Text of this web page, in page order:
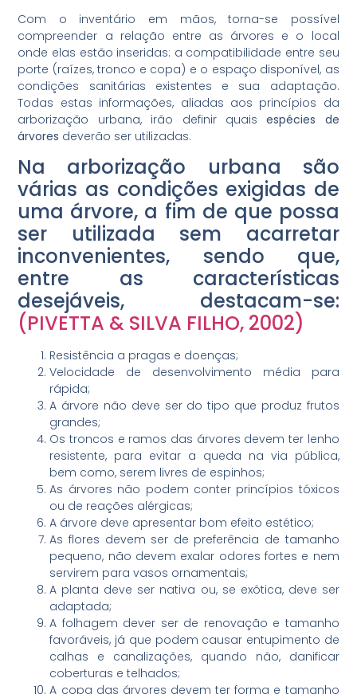
Com o inventário em mãos, torna-se possível
compreender a relação entre as árvores e o local
onde elas estão inseridas: a compatibilidade entre seu
porte (raízes, tronco e copa) e o espaço disponível, as
condições sanitárias existentes e sua adaptação.
Todas estas informações, aliadas aos princípios da
arborização urbana, irão definir quaisespécies de
árvores deverão ser utilizadas.
Na arborização urbana são
várias as condições exigidas de
uma árvore, a fim de que possa
ser utilizada sem acarretar
inconvenientes, sendo que,
entre as características
desejáveis, destacam-se:
(PIVETTA & SILVA FILHO, 2002)
Resistência a pragas e doenças;
Velocidade de desenvolvimento média para
rápida;
A árvore não deve ser do tipo que produz frutos
grandes;
Os troncos e ramos das árvores devem ter lenho
resistente, para evitar a queda na via pública,
bem como, serem livres de espinhos;
As árvores não podem conter princípios tóxicos
ou de reações alérgicas;
A árvore deve apresentar bom efeito estético;
As flores devem ser de preferência de tamanho
pequeno, não devem exalar odores fortes e nem
servirem para vasos ornamentais;
A planta deve ser nativa ou, se exótica, deve ser
adaptada;
A folhagem dever ser de renovação e tamanho
favoráveis, já que podem causar entupimento de
calhas e canalizações, quando não, danificar
coberturas e telhados;
A copa das árvores devem ter forma e tamanho